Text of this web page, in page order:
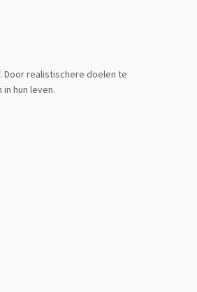
Door realistischere doelen te
hun leven.